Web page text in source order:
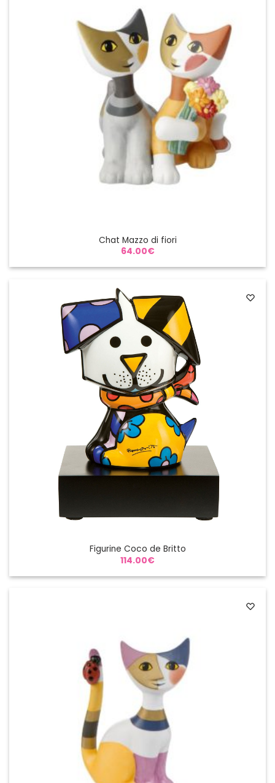
Chat Mazzo di fiori
64.00€
Figurine Coco de Britto
114.00€